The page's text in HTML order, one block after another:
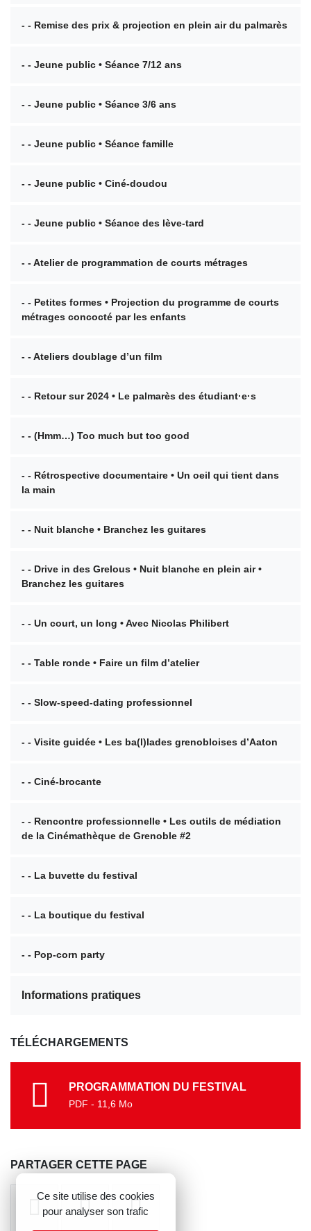
- - Remise des prix & projection en plein air du palmarès
- - Jeune public • Séance 7/12 ans
- - Jeune public • Séance 3/6 ans
- - Jeune public • Séance famille
- - Jeune public • Ciné-doudou
- - Jeune public • Séance des lève-tard
- - Atelier de programmation de courts métrages
- - Petites formes • Projection du programme de courts
métrages concocté par les enfants
- - Ateliers doublage d’un film
- - Retour sur 2024 • Le palmarès des étudiant·e·s
- - (Hmm…) Too much but too good
- - Rétrospective documentaire • Un oeil qui tient dans
la main
- - Nuit blanche • Branchez les guitares
- - Drive in des Grelous • Nuit blanche en plein air •
Branchez les guitares
- - Un court, un long • Avec Nicolas Philibert
- - Table ronde • Faire un film d’atelier
- - Slow-speed-dating professionnel
- - Visite guidée • Les ba(l)lades grenobloises d’Aaton
- - Ciné-brocante
- - Rencontre professionnelle • Les outils de médiation
de la Cinémathèque de Grenoble #2
- - La buvette du festival
- - La boutique du festival
- - Pop-corn party
Informations pratiques
TÉLÉCHARGEMENTS
PROGRAMMATION DU FESTIVAL
PDF - 11,6 Mo
PARTAGER CETTE PAGE
Ce site utilise des cookies
pour analyser son trafic